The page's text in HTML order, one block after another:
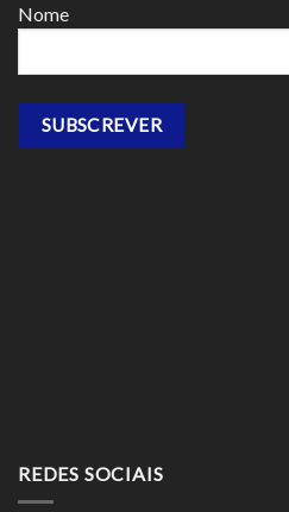
Nome
REDES SOCIAIS